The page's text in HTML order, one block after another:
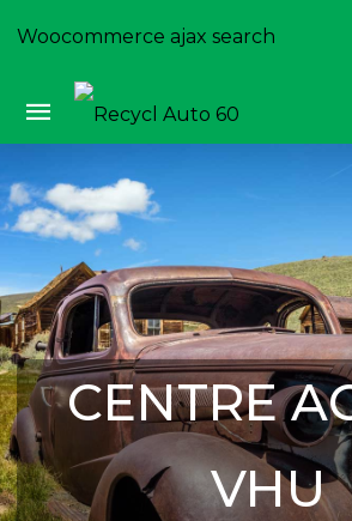
Woocommerce ajax search
CENTRE
VHU